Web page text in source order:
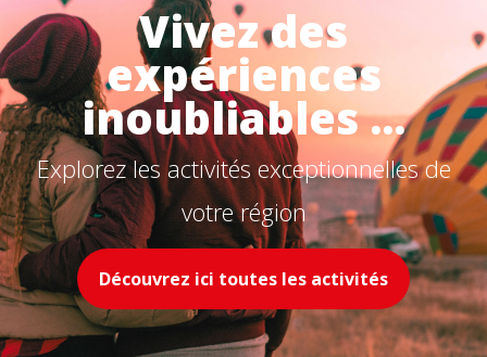
Vivez des
expériences
inoubliables ...
Explorez les activités exceptionnelles de
votre région
Découvrez ici toutes les activités